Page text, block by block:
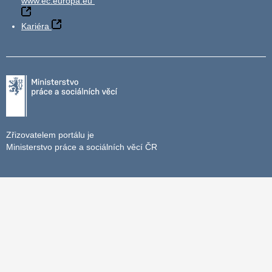
Kariéra
Zřizovatelem portálu je
Ministerstvo práce a sociálních věcí ČR